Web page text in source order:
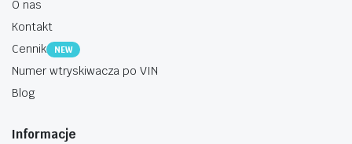
O nas
Kontakt
Cennik
NEW
Numer wtryskiwacza po VIN
Blog
Informacje